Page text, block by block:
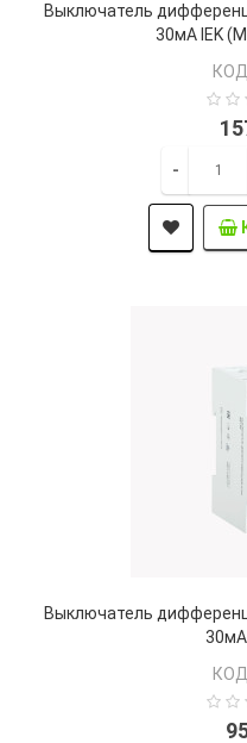
Выключатель
30мА IEK
-
Выключатель
30мА